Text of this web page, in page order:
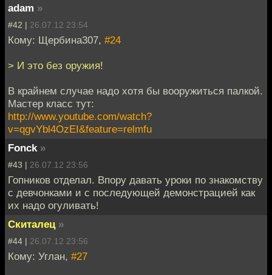
adam »
#42 | 26.07.12 23:54
Кому: Щербина307, #24
> И это без оружия!
В крайнем случае надо хотя бы вооружиться палкой.
Мастер класс тут:
http://www.youtube.com/watch?
v=qgvYbl4OzEI&feature=relmfu
Fonck »
#43 | 26.07.12 23:56
Гопников отделал. Впору давать уроки по знакомству
с девчонками и с последующей демонстрацией как
их надо огуливать!
Скиталец »
#44 | 26.07.12 23:56
Кому: Углан, #27